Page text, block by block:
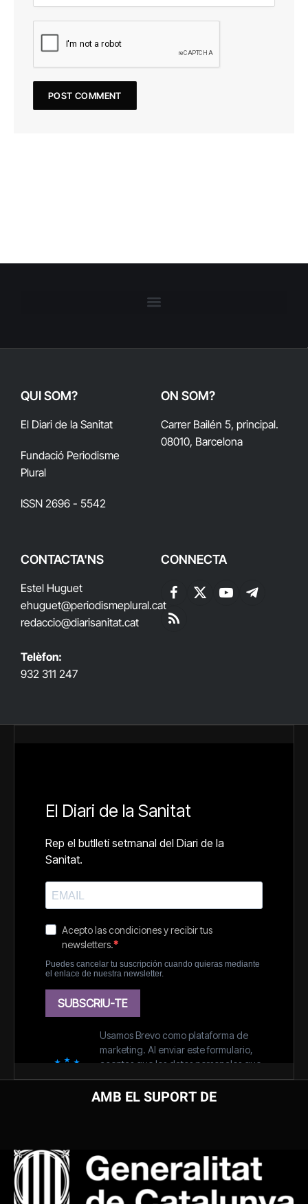
QUI SOM?
El Diari de la Sanitat
Fundació Periodisme
Plural
ISSN 2696 - 5542
ON SOM?
Carrer Bailén 5, principal.
08010, Barcelona
CONTACTA'NS
Estel Huguet
ehuguet@periodismeplural.cat
redaccio@diarisanitat.cat
Telèfon:
932 311 247
CONNECTA
Facebook
X
YouTubeTelegram
RSS
AMB EL SUPORT DE